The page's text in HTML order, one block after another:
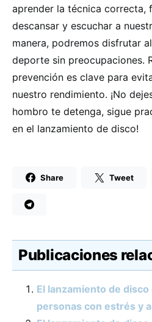
aprender la técnica correcta,
descansar y escuchar a
manera, podremos disfrutar
deporte sin preocupaciones.
prevención es clave para
nuestro rendimiento. ¡No
hombro te detenga, sigue
en el lanzamiento de disco!
Share Tweet
Publicaciones
El lanzamiento de
personas con estrés y